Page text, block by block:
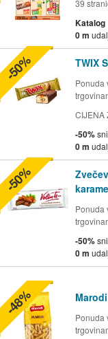
39
Katalog
0 m
TWIX
Ponuda
CIJENA
-50%
0 m
-50%
Ponuda
-50%
0 m
-50%
Ponuda
-48%